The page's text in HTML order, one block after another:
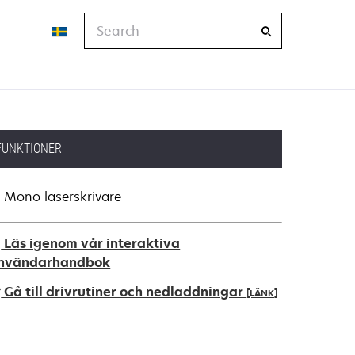
Mono laserskrivare
Läs igenom vår interaktiva
Gå till drivrutiner och nedladdningar [LÄNK]